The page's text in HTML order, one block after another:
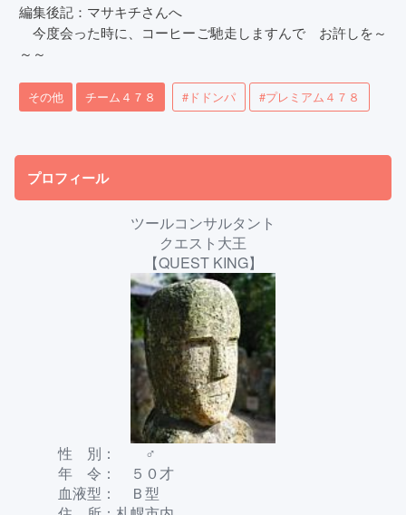
編集後記：マサキチさんへ
今度会った時に、コーヒーご馳走しますんで お許しを～
～～
その他 チーム４７８ #ドドンパ #プレミアム４７８
プロフィール
ツールコンサルタント
クエスト大王
【QUEST KING】
性 別： ♂
年 令： ５０才
血液型： Ｂ型